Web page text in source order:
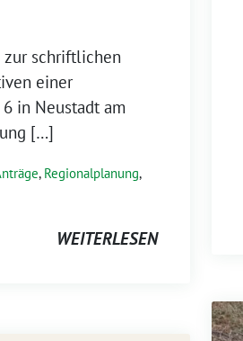
zur schriftlichen
einer
in Neustadt am
[…]
, Regionalplanung,
WEITERLESEN